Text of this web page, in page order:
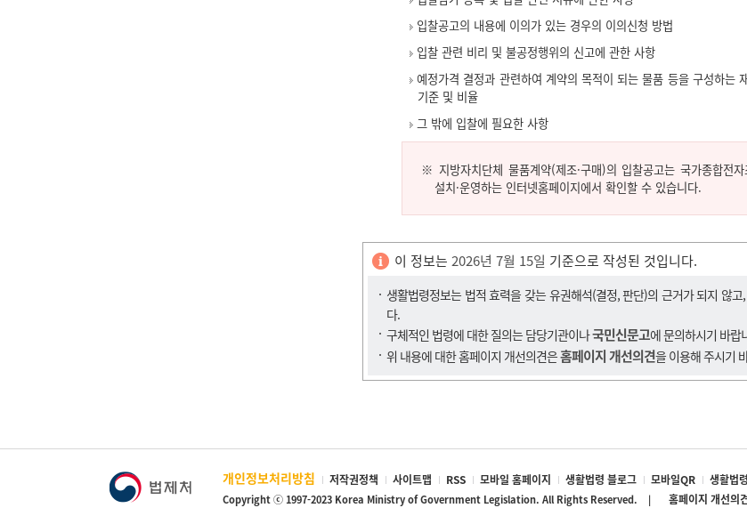
입찰공고의 내용에 이의가 있는 경우의 이의신청 방법
입찰 관련 비리 및 불공정행위의 신고에 관한 사항
예정가격 결정과 관련하여 계약의 목적이 되는 물품 등을 구성하는
기준 및 비율
그 밖에 입찰에 필요한 사항
※ 지방자치단체 물품계약(제조·구매)의 입찰공고는 국가종합전자
설치·운영하는 인터넷홈페이지에서 확인할 수 있습니다.
이 정보는 2026년 7월 15일 기준으로 작성된 것입니다.
생활법령정보는 법적 효력을 갖는 유권해석(결정, 판단)의 근거가 되지 않
다.
구체적인 법령에 대한 질의는 담당기관이나국민신문고에 문의하시기 바랍
위 내용에 대한 홈페이지 개선의견은홈페이지 개선의견을 이용해 주시기
개인정보처리방침 저작권정책 사이트맵 RSS 모바일 홈페이지 생활법령 블로그 모바일QR 생활법
Copyright ⓒ 1997-2023 Korea Ministry of Government Legislation. All Rights Reserved. | 홈페이지 개선의